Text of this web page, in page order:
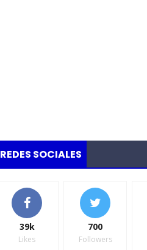
REDES SOCIALES
39k
Likes
700
Followers